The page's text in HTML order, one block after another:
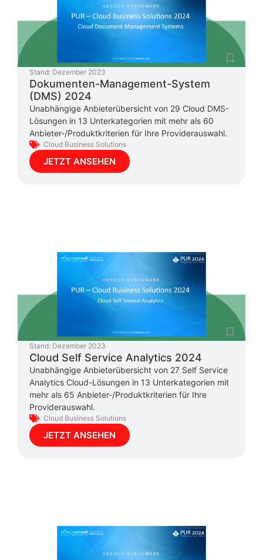
Stand: Dezember 2023
Dokumenten-Management-System
(DMS) 2024
Unabhängige Anbieterübersicht von 29 Cloud DMS-
Lösungen in 13 Unterkategorien mit mehr als 60
Anbieter-/Produktkriterien für Ihre Providerauswahl.
Cloud Business Solutions
JETZT ANSEHEN
Stand: Dezember 2023
Cloud Self Service Analytics 2024
Unabhängige Anbieterübersicht von 27 Self Service
Analytics Cloud-Lösungen in 13 Unterkategorien mit
mehr als 65 Anbieter-/Produktkriterien für Ihre
Providerauswahl.
Cloud Business Solutions
JETZT ANSEHEN